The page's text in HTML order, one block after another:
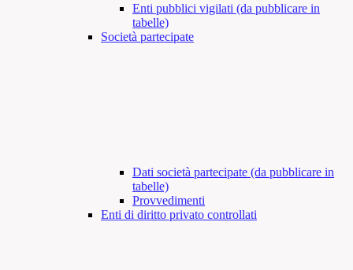
Enti pubblici vigilati (da pubblicare in
tabelle)
Società partecipate
Dati società partecipate (da pubblicare in
tabelle)
Provvedimenti
Enti di diritto privato controllati